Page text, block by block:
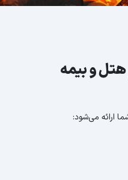
هتل و بیمه
ارائه می‌شود: